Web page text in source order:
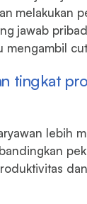
melakukan
jawab
mengambil
tingkat
lebih